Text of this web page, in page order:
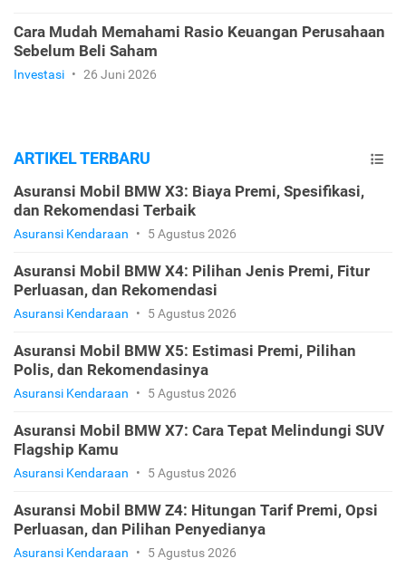
Cara Mudah Memahami Rasio Keuangan Perusahaan
Sebelum Beli Saham
Investasi • 26 Juni 2026
ARTIKEL TERBARU
Asuransi Mobil BMW X3: Biaya Premi, Spesifikasi,
dan Rekomendasi Terbaik
Asuransi Kendaraan • 5 Agustus 2026
Asuransi Mobil BMW X4: Pilihan Jenis Premi, Fitur
Perluasan, dan Rekomendasi
Asuransi Kendaraan • 5 Agustus 2026
Asuransi Mobil BMW X5: Estimasi Premi, Pilihan
Polis, dan Rekomendasinya
Asuransi Kendaraan • 5 Agustus 2026
Asuransi Mobil BMW X7: Cara Tepat Melindungi SUV
Flagship Kamu
Asuransi Kendaraan • 5 Agustus 2026
Asuransi Mobil BMW Z4: Hitungan Tarif Premi, Opsi
Perluasan, dan Pilihan Penyedianya
Asuransi Kendaraan • 5 Agustus 2026